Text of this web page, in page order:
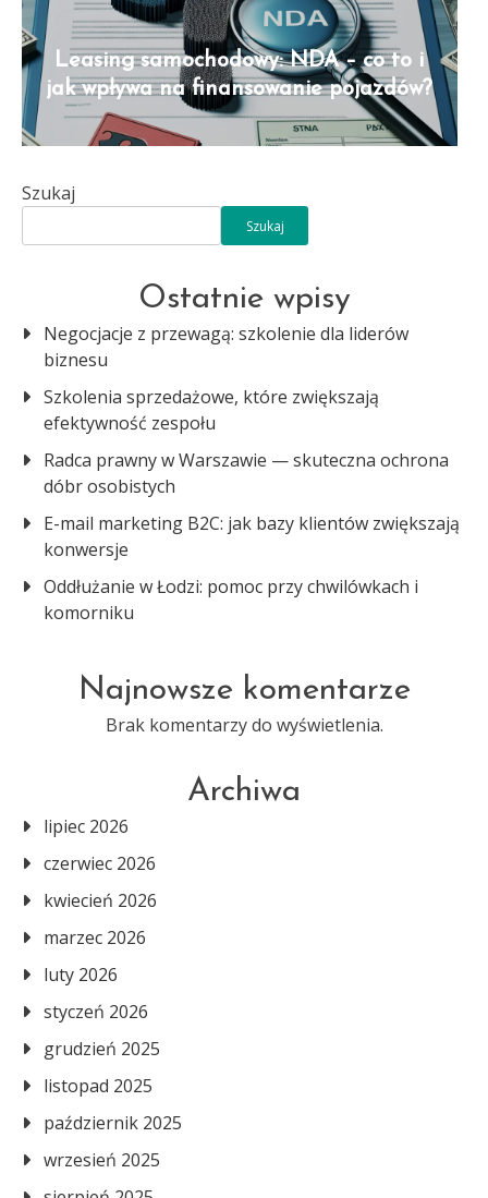
Leasing samochodowy: NDA – co to i
jak wpływa na finansowanie pojazdów?
Szukaj
Szukaj
Ostatnie wpisy
Negocjacje z przewagą: szkolenie dla liderów
biznesu
Szkolenia sprzedażowe, które zwiększają
efektywność zespołu
Radca prawny w Warszawie — skuteczna ochrona
dóbr osobistych
E-mail marketing B2C: jak bazy klientów zwiększają
konwersje
Oddłużanie w Łodzi: pomoc przy chwilówkach i
komorniku
Najnowsze komentarze
Brak komentarzy do wyświetlenia.
Archiwa
lipiec 2026
czerwiec 2026
kwiecień 2026
marzec 2026
luty 2026
styczeń 2026
grudzień 2025
listopad 2025
październik 2025
wrzesień 2025